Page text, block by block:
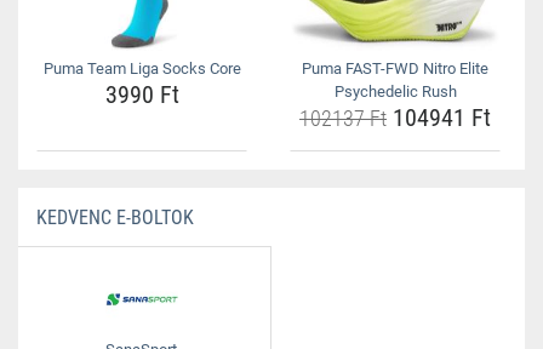
Puma Team Liga Socks Core
3990 Ft
Puma FAST-FWD Nitro Elite
Psychedelic Rush
102137 Ft 104941 Ft
KEDVENC E-BOLTOK